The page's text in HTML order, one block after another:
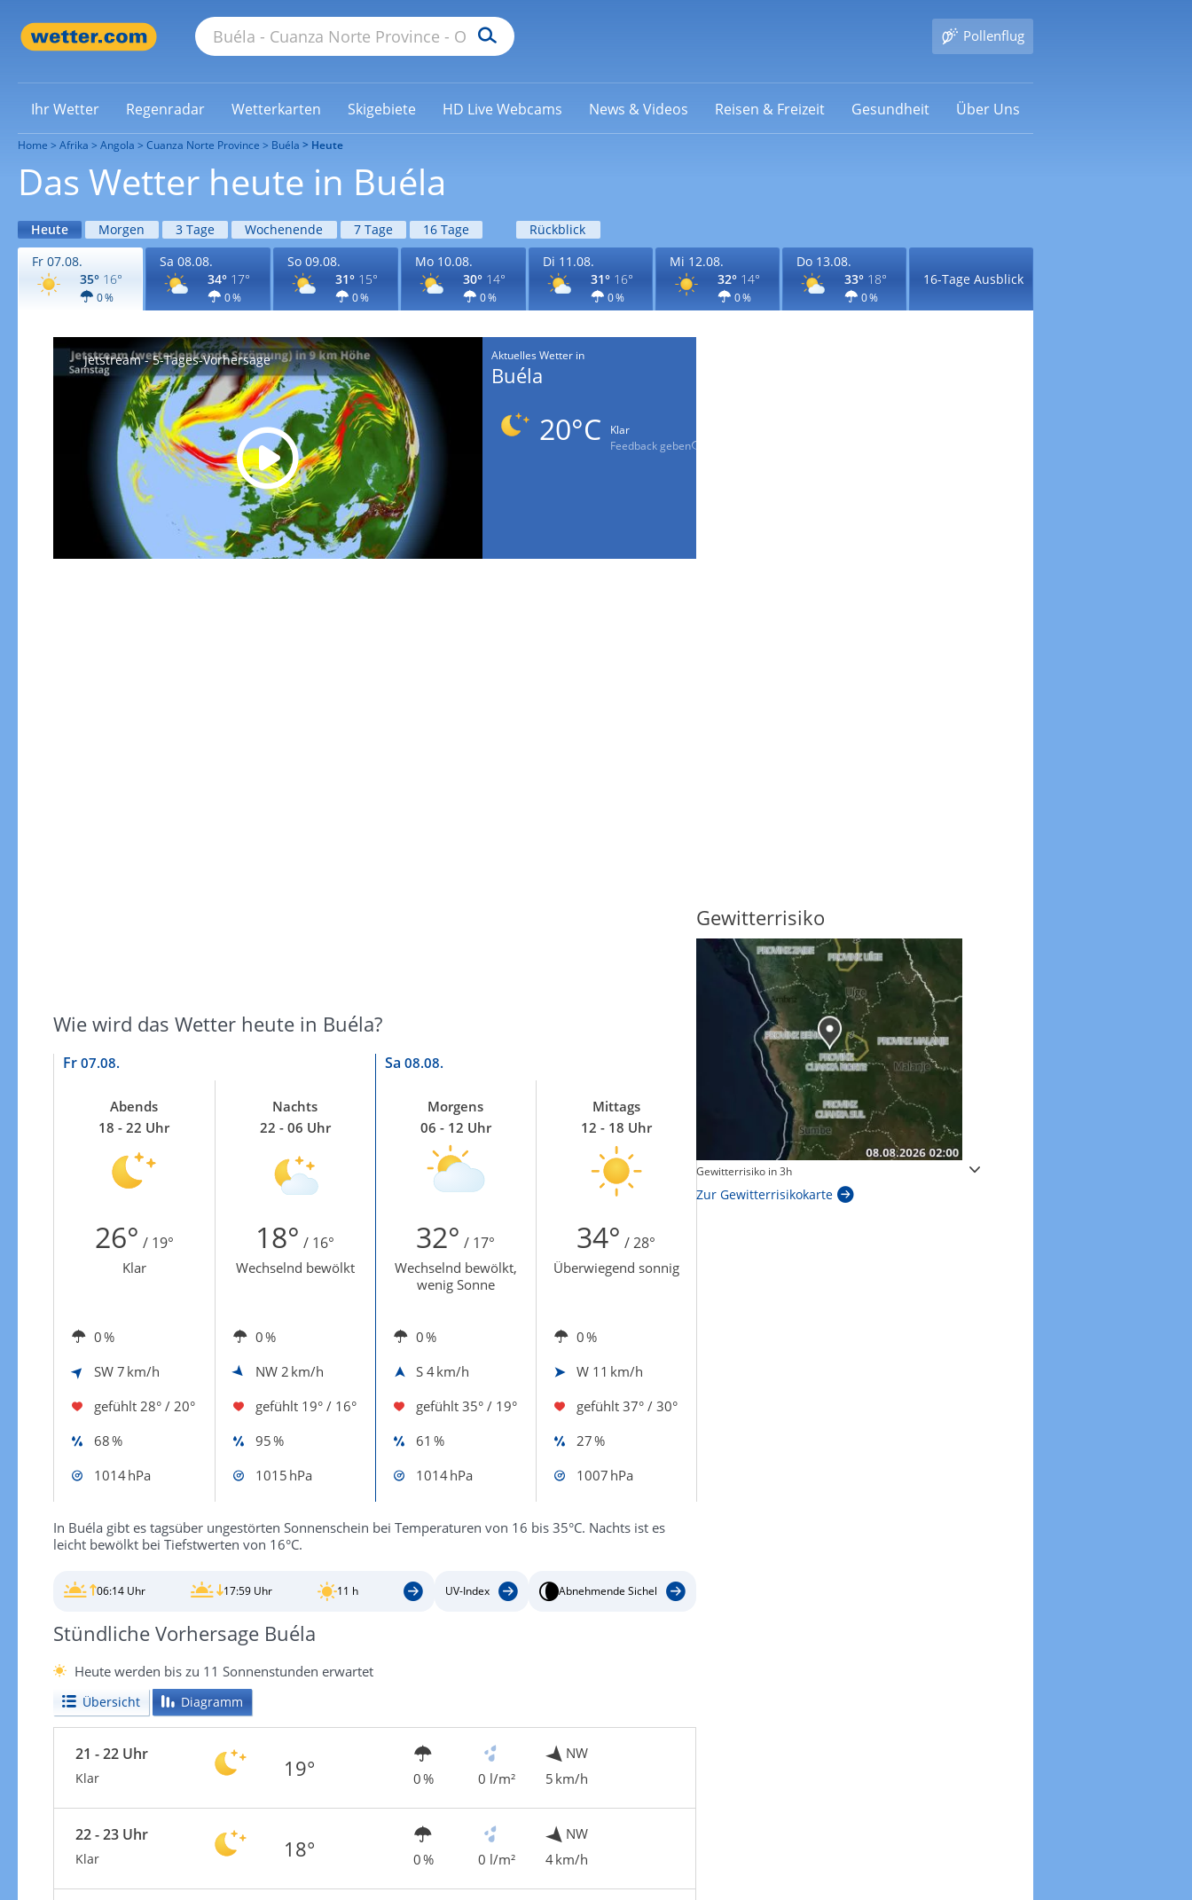
Pollenflug
Ihr Wetter Regenradar Wetterkarten Skigebiete HD Live Webcams News & Videos Reisen & Freizeit Gesundheit Über Uns
Home Afrika Angola Cuanza Norte Province Buéla Heute
Das Wetter heute in Buéla
Heute Morgen 3 Tage Wochenende 7 Tage 16 Tage
Rückblick
Fr 07.08.
35° 16°
0 %
Sa 08.08.
34° 17°
0 %
So 09.08.
31° 15°
0 %
Mo 10.08.
30° 14°
0 %
Di 11.08.
31° 16°
0 %
Mi 12.08.
32° 14°
0 %
Do 13.08.
33° 18°
0 %
16-Tage Ausblick
Jetstream - 5-Tages-Vorhersage Aktuelles Wetter in
Buéla
20°C
Klar
Feedback geben
Wie wird das Wetter heute in Buéla?
Fr 07.08. Sa 08.08.
Abends
18 - 22 Uhr
Nachts
22 - 06 Uhr
Morgens
06 - 12 Uhr
Mittags
12 - 18 Uhr
26° / 19° 18° / 16° 32° / 17° 34° / 28°
Klar Wechselnd bewölkt
Wechselnd bewölkt,
wenig Sonne
Überwiegend sonnig
0 % 0 % 0 %
0 %
SW 7 km/h NW 2 km/h S 4 km/h W 11 km/h
gefühlt 28° / 20° gefühlt 19° / 16° gefühlt 35° / 19° gefühlt 37° / 30°
68 %
95 % 61 %
27 %
1014 hPa
1015 hPa 1014 hPa 1007 hPa
In Buéla gibt es tagsüber ungestörten Sonnenschein bei Temperaturen von 16 bis 35°C. Nachts ist es
leicht bewölkt bei Tiefstwerten von 16°C.
06:14 Uhr 17:59 Uhr 11 h UV-Index Abnehmende Sichel
Stündliche Vorhersage Buéla
Heute werden bis zu 11 Sonnenstunden erwartet
Übersicht Diagramm
21 - 22 Uhr
Klar 19° 0 % 0 l/m²
NW
5 km/h
22 - 23 Uhr
Klar 18° 0 % 0 l/m²
NW
4 km/h
Windgeschwindigkeiten in 3h
Zur Windgeschwindigkeitenkarte
Sonnenschein heute
Zur Sonnenscheindauerkarte
Gewitterrisiko
Gewitterrisiko in 3h
Zur Gewitterrisikokarte
Windböen heute